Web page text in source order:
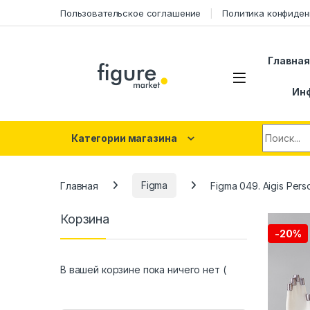
Пользовательское соглашение Политика
Главная
Категории магазина
Главная Figma Figma 049. Aigis
-20%
Корзина
В вашей корзине пока ничего нет (